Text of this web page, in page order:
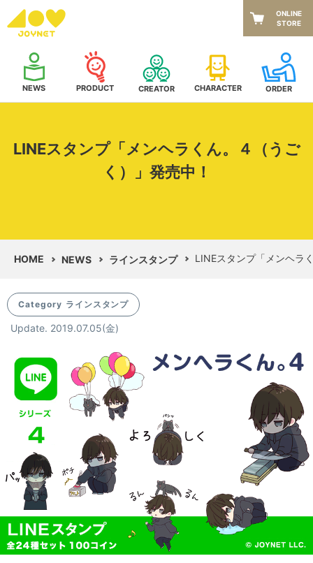
NEWS PRODUCT CREATOR CHARACTER ORDER
ONLINE
STORE
LINEスタンプ「メンヘラくん。４（うご
く）」発売中！
HOME NEWS ラインスタンプ LINEスタンプ「メンヘラ
Category ラインスタンプ
Update. 2019.07.05(金)